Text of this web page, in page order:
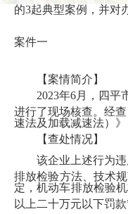
的3起典型案例，并对
案件一
【案情简介】
2023年6月，四平市
进行了现场核查。经
速法及加载减速法）
【查处情况】
该企业上述行为违反
排放检验方法、技术
定，机动车排放检验
以上二十万元以下罚